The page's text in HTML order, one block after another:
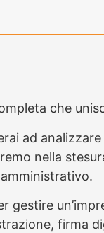
che
ad
nella
gestire
firma